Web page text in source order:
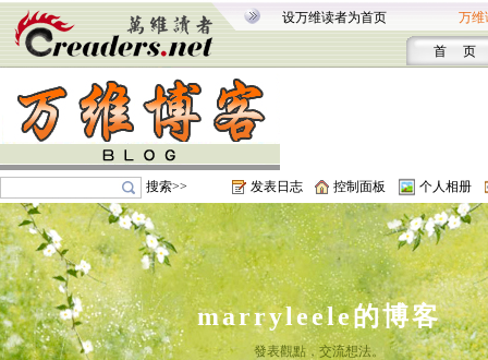
设万维读者为首页 万维
首 页
搜索>> 发表日志 控制面板 个人相册
marryleele的博客
發表觀點，交流想法。